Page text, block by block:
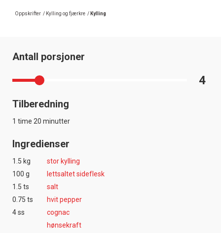
Oppskrifter / Kylling og fjærkre / Kylling
Antall porsjoner
4
Tilberedning
1 time 20 minutter
Ingredienser
1.5 kg
stor kylling
100 g
lettsaltet sideflesk
1.5 ts
salt
0.75 ts
hvit pepper
4 ss
cognac
hønsekraft